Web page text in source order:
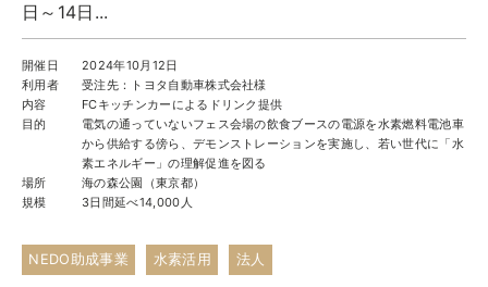
BEST TABLE
ベストテーブル
ご予約
Best Table（English）
日～14日...
開催日
2024年10月12日
利用者
受注先：トヨタ自動車株式会社様
内容
FCキッチンカーによるドリンク提供
目的
電気の通っていないフェス会場の飲食ブースの電源を水素燃料電池車
から供給する傍ら、デモンストレーションを実施し、若い世代に「水
素エネルギー」の理解促進を図る
場所
海の森公園（東京都）
規模
3日間延べ14,000人
NEDO助成事業 水素活用 法人